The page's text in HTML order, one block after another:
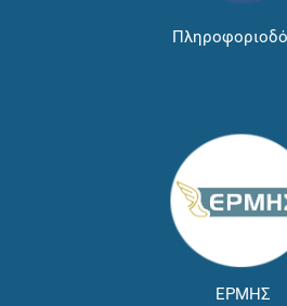
ΕΡΜΗΣ